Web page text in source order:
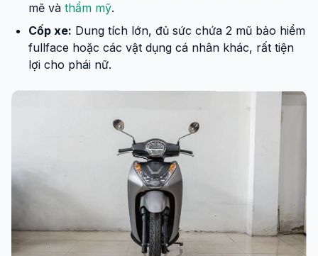
mẽ và thẩm mỹ.
Cốp xe: Dung tích lớn, đủ sức chứa 2 mũ bảo hiểm
fullface hoặc các vật dụng cá nhân khác, rất tiện
lợi cho phái nữ.